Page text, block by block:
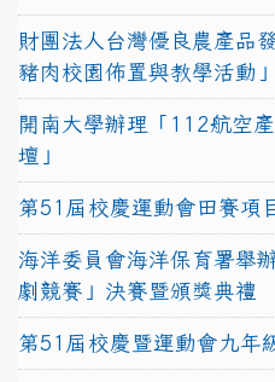
財團法人台灣優良農產品
豬肉校園佈置與教學活動」
開南大學辦理「112航空
壇」
第51屆校慶運動會田賽項
海洋委員會海洋保育署舉
劇競賽」決賽暨頒獎典禮
第51屆校慶暨運動會九年